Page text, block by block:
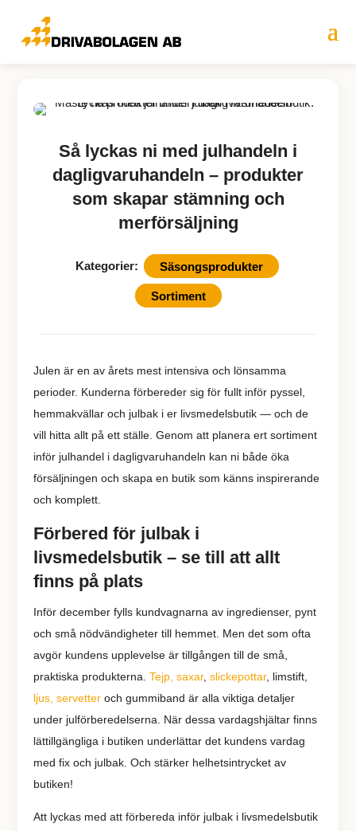
Så lyckas ni med julhandeln i
dagligvaruhandeln – produkter
som skapar stämning och
merförsäljning
Kategorier: Säsongsprodukter
Sortiment
Julen är en av årets mest intensiva och lönsamma
perioder. Kunderna förbereder sig för fullt inför pyssel,
hemmakvällar och julbak i er livsmedelsbutik — och de
vill hitta allt på ett ställe. Genom att planera ert sortiment
inför julhandel i dagligvaruhandeln kan ni både öka
försäljningen och skapa en butik som känns inspirerande
och komplett.
Förbered för julbak i
livsmedelsbutik – se till att allt
finns på plats
Inför december fylls kundvagnarna av ingredienser, pynt
och små nödvändigheter till hemmet. Men det som ofta
avgör kundens upplevelse är tillgången till de små,
praktiska produkterna.Tejp, saxar,slickepottar, limstift,
ljus, servetter och gummiband är alla viktiga detaljer
under julförberedelserna. När dessa vardagshjältar finns
lättillgängliga i butiken underlättar det kundens vardag
med fix och julbak. Och stärker helhetsintrycket av
butiken!
Att lyckas med att förbereda inför julbak i livsmedelsbutik